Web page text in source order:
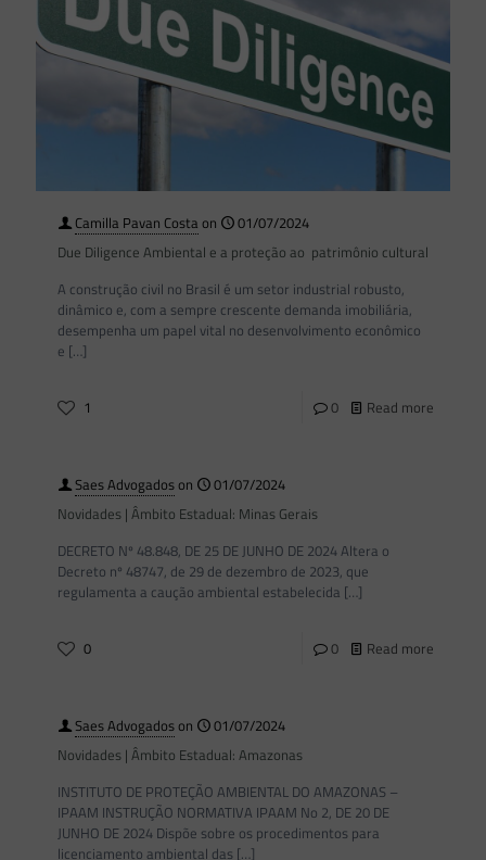
Camilla Pavan Costa on
01/07/2024
Due Diligence Ambiental e a proteção ao patrimônio cultural
A construção civil no Brasil é um setor industrial robusto,
dinâmico e, com a sempre crescente demanda imobiliária,
desempenha um papel vital no desenvolvimento econômico
e […]
1 0 Read more
Saes Advogadoson
01/07/2024
Novidades | Âmbito Estadual: Minas Gerais
DECRETO Nº 48.848, DE 25 DE JUNHO DE 2024 Altera o
Decreto nº 48747, de 29 de dezembro de 2023, que
regulamenta a caução ambiental estabelecida […]
0 0 Read more
Saes Advogadoson
01/07/2024
Novidades | Âmbito Estadual: Amazonas
INSTITUTO DE PROTEÇÃO AMBIENTAL DO AMAZONAS –
IPAAM INSTRUÇÃO NORMATIVA IPAAM No 2, DE 20 DE
JUNHO DE 2024 Dispõe sobre os procedimentos para
licenciamento ambiental das […]